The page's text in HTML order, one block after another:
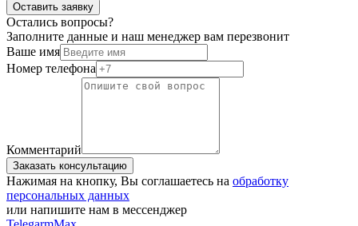
Оставить заявку
Остались вопросы?
Заполните данные и наш менеджер вам перезвонит
Ваше имя
Номер телефона
Комментарий
Заказать консультацию
Нажимая на кнопку, Вы соглашаетесь на обработку
персональных данных
или напишите нам в мессенджер